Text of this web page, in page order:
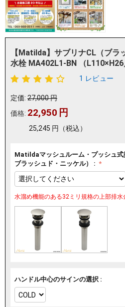
【Matilda】サブリナCL（ブラ
水栓 MA402L1-BN （L110×H26
1 レビュー
定価: 27,000円
価格: 22,950 円
25,245 円 （税込）
Matildaマッシュルーム・プッシュ式
ブラッシュド・ニッケル） :
水溜め機能のある32ミリ規格の上部排水
ハンドル中心のサインの選択 :